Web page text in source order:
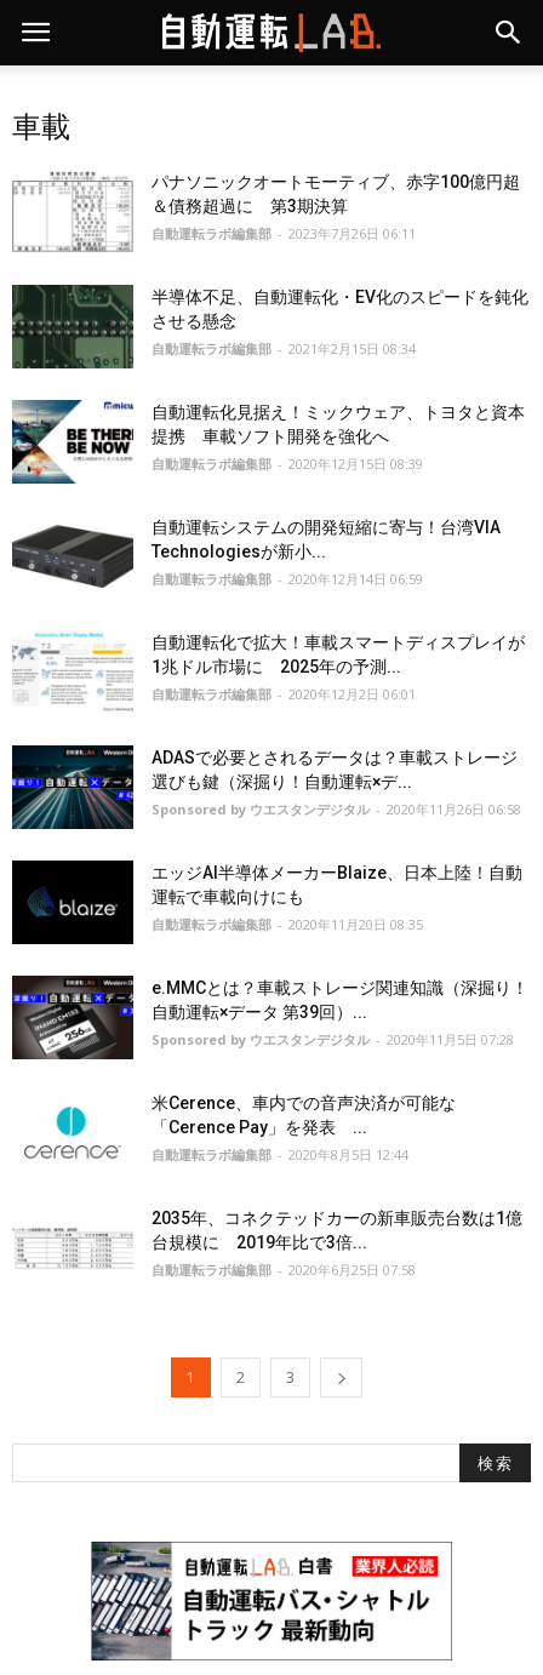
車載
パナソニックオートモーティブ、赤字100億円超
＆債務超過に 第3期決算
自動運転ラボ編集部 - 2023年7月26日 06:11
半導体不足、自動運転化・EV化のスピードを鈍化
させる懸念
自動運転ラボ編集部 - 2021年2月15日 08:34
自動運転化見据え！ミックウェア、トヨタと資本
提携 車載ソフト開発を強化へ
自動運転ラボ編集部 - 2020年12月15日 08:39
自動運転システムの開発短縮に寄与！台湾VIA
Technologiesが新小...
自動運転ラボ編集部 - 2020年12月14日 06:59
自動運転化で拡大！車載スマートディスプレイが
1兆ドル市場に 2025年の予測...
自動運転ラボ編集部 - 2020年12月2日 06:01
ADASで必要とされるデータは？車載ストレージ
選びも鍵（深掘り！自動運転×デ...
Sponsored by ウエスタンデジタル - 2020年11月26日 06:58
エッジAI半導体メーカーBlaize、日本上陸！自動
運転で車載向けにも
自動運転ラボ編集部 - 2020年11月20日 08:35
e.MMCとは？車載ストレージ関連知識（深掘り！
自動運転×データ 第39回）...
Sponsored by ウエスタンデジタル - 2020年11月5日 07:28
米Cerence、車内での音声決済が可能な
「Cerence Pay」を発表 ...
自動運転ラボ編集部 - 2020年8月5日 12:44
2035年、コネクテッドカーの新車販売台数は1億
台規模に 2019年比で3倍...
自動運転ラボ編集部 - 2020年6月25日 07:58
1 2 3